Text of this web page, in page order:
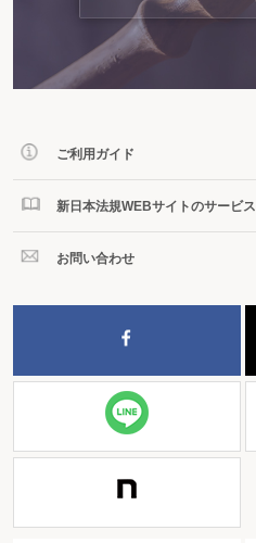
ご利用ガイド
新日本法規WEBサイトのサービス
お問い合わせ